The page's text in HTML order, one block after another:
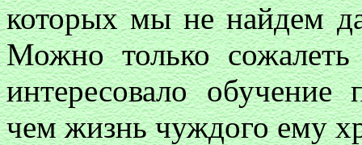
которых мы не найдем
Можно только
интересовало обучение
чем жизнь чуждого ему